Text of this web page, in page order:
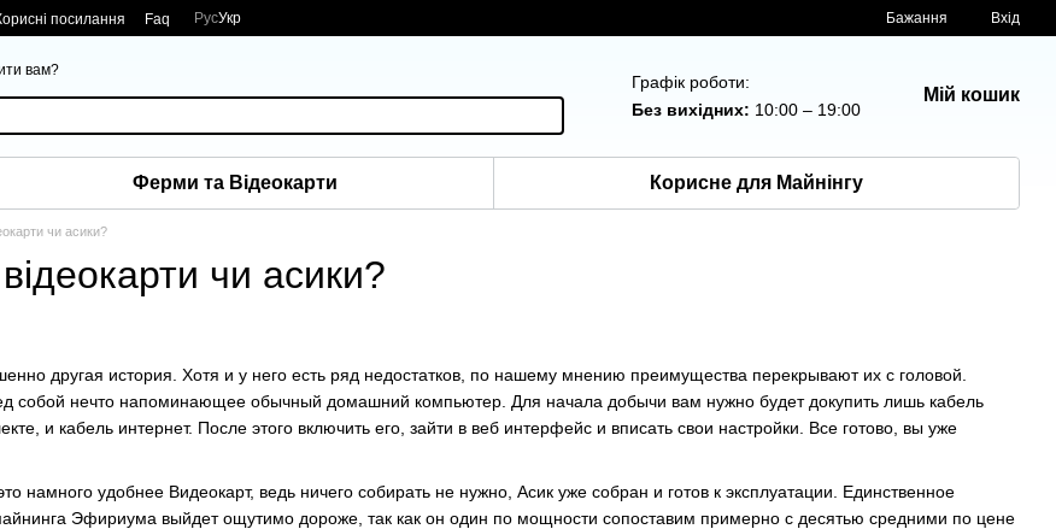
посилання Faq РусУкр Бажання Вхід
вам?
Графік роботи:
Без вихідних: 10:00 – 19:00
Мій кошик
Ферми та Відеокарти Корисне для Майнінгу
чи асики?
чи асики?
другая история. Хотя и у него есть ряд недостатков, по нашему мнению преимущества перекрывают их с головой.
собой нечто напоминающее обычный домашний компьютер. Для начала добычи вам нужно будет докупить лишь кабель
и кабель интернет. После этого включить его, зайти в веб интерфейс и вписать свои настройки. Все готово, вы уже
намного удобнее Видеокарт, ведь ничего собирать не нужно, Асик уже собран и готов к эксплуатации. Единственное
Эфириума выйдет ощутимо дороже, так как он один по мощности сопоставим примерно с десятью средними по цене